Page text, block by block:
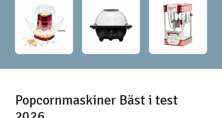
Popcornmaskiner Bäst i test